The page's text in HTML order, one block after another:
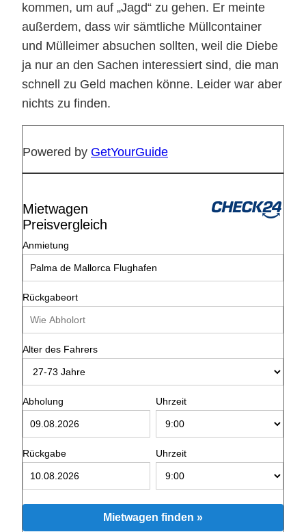
kommen, um auf „Jagd“ zu gehen. Er meinte
außerdem, dass wir sämtliche Müllcontainer
und Mülleimer absuchen sollten, weil die Diebe
ja nur an den Sachen interessiert sind, die man
schnell zu Geld machen könne. Leider war aber
nichts zu finden.
Powered by GetYourGuide
Mietwagen
Preisvergleich
Anmietung
Rückgabeort
Alter des Fahrers
Abholung Uhrzeit
Rückgabe Uhrzeit
Mietwagen finden »